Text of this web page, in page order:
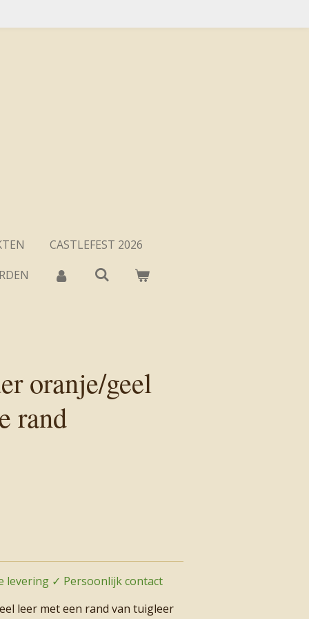
CASTLEFEST 2026
oranje/geel
rand
levering ✓ Persoonlijk contact
leer met een rand van tuigleer